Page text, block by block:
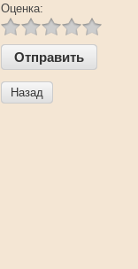
Оценка:
Назад